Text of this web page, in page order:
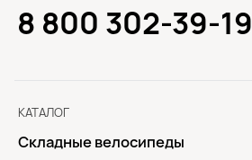
КАТАЛОГ
Складные велосипеды
8 800 302-39-19